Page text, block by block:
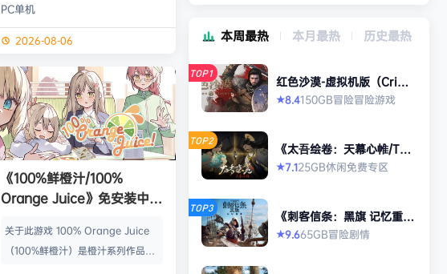
队，发展军队，派遣强大的英雄，运
用出色的战略、非凡的技能和毁灭性
体验含有二十个任务的史诗级单人战
役，探索《Devastation of Baa
l》结局之后的故事。帮助卡利昂中
士及其盟友清除泰伦虫族对巴尔二号
的侵扰，维护高贵圣血天使的荣耀。
遭遇战模式 在遭遇战模式下…
PC单机
2026-08-06
《100%鲜橙汁/100%
Orange Juice》免安装中文
关于此游戏 100% Orange Juice
（100%鲜橙汁）是橙汁系列作品全
本周最热 本月最热 历史最热
TOP1
红色沙漠-虚拟机版（Crims
on Desert HYPERVISO
R）免安装中文版
★8.4150GB冒险冒险游戏
TOP2
《太吾绘卷：天幕心帷/The
Scroll of Taiwu : Beyond
The Dom》免安装中文版
★7.125GB休闲免费专区
TOP3
《刺客信条：黑旗 记忆重
置-虚拟机版/Assassin’s Cr
eed Black Flag Resynced
★9.665GB冒险剧情